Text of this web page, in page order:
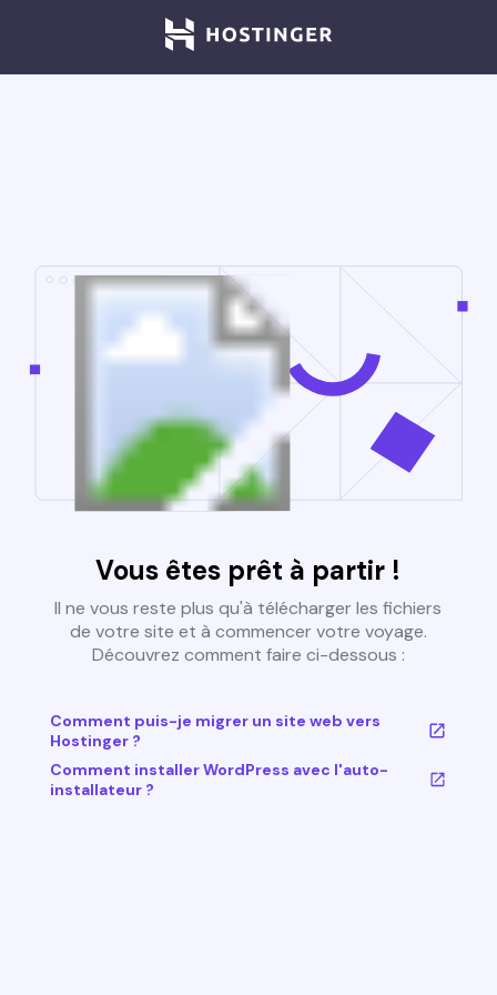
Vous êtes prêt à partir !
Il ne vous reste plus qu'à télécharger les fichiers
de votre site et à commencer votre voyage.
Découvrez comment faire ci-dessous :
Comment puis-je migrer un site web vers
Hostinger ?
Comment installer WordPress avec l'auto-
installateur ?